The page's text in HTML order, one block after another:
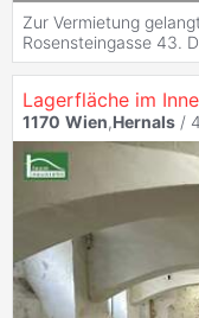
Zur Vermietung
Rosensteingasse 43.
Lagerfläche im
1170 Wien,Hernals /